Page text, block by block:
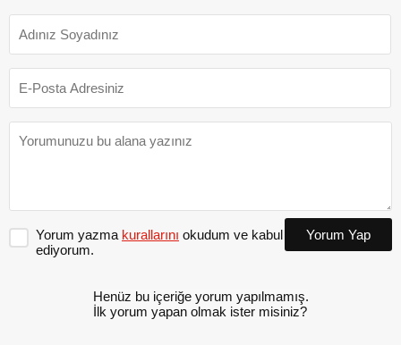
Yorum yazma kurallarını okudum ve kabul
ediyorum.
Yorum Yap
Henüz bu içeriğe yorum yapılmamış.
İlk yorum yapan olmak ister misiniz?